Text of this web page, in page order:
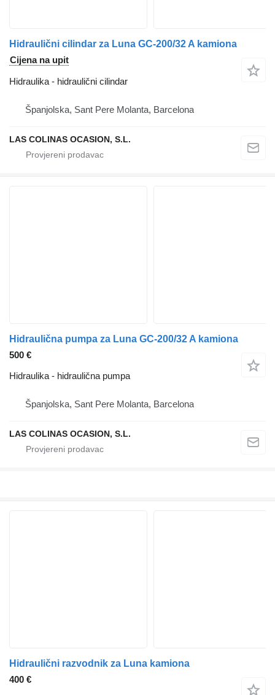
Hidraulični cilindar za Luna GC-200/32 A kamiona
Cijena na upit
Hidraulika - hidraulični cilindar
Španjolska, Sant Pere Molanta, Barcelona
LAS COLINAS OCASION, S.L.
Hidraulična pumpa za Luna GC-200/32 A kamiona
500 €
Hidraulika - hidraulična pumpa
Španjolska, Sant Pere Molanta, Barcelona
LAS COLINAS OCASION, S.L.
Hidraulični razvodnik za Luna kamiona
400 €